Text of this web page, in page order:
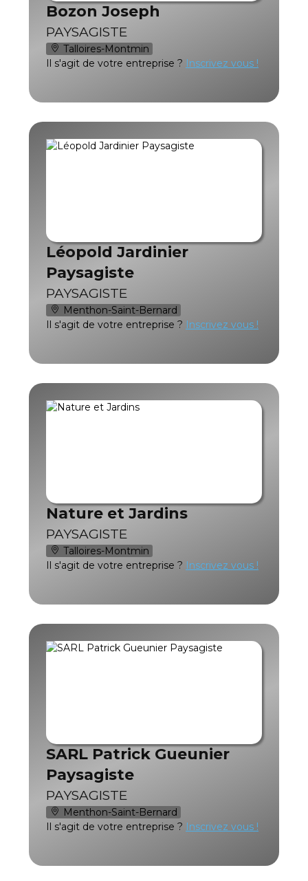
Bozon Joseph
PAYSAGISTE
Talloires-Montmin
Il s'agit de votre entreprise ? Inscrivez vous !
Léopold Jardinier
Paysagiste
PAYSAGISTE
Menthon-Saint-Bernard
Il s'agit de votre entreprise ? Inscrivez vous !
Nature et Jardins
PAYSAGISTE
Talloires-Montmin
Il s'agit de votre entreprise ? Inscrivez vous !
SARL Patrick Gueunier
Paysagiste
PAYSAGISTE
Menthon-Saint-Bernard
Il s'agit de votre entreprise ? Inscrivez vous !